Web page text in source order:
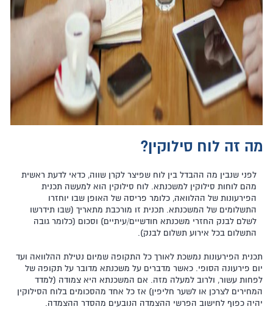
מה זה לוח סילוקין?
לפני שנבין מה ההבדל בין לוח שפיצר לקרן שווה, כדאי לדעת ראשית
מהם לוחות סילוקין למשכנתא. לוח סילוקין הוא למעשה תכנית
הפירעונות של ההלוואה, כלומר פריסה של האופן שבו יוחזרו
התשלומים של המשכנתא. תכנית זו מורכבת מתאריך (שבו תידרשו
לשלם לבנק החזרי משכנתא חודשיים/עיתיים) וסכום (כלומר גובה
התשלום בכל אירוע תשלום לבנק).
תכנית הפירעונות נמשכת לאורך כל התקופה שמיום נטילת ההלוואה ועד
יום פירעונה הסופי. כאשר מדברים על משכנתא מדובר על תקופה של
לפחות עשור, ולרוב למעלה מזה. אם המשכנתא היא צמודה (למדד
המחירים לצרכן או לשער חליפין) אז כל אחד מהסכומים בלוח הסילוקין
יהיה כפוף לחישוב הפרשי ההצמדה הנובעים מהסדר ההצמדה.